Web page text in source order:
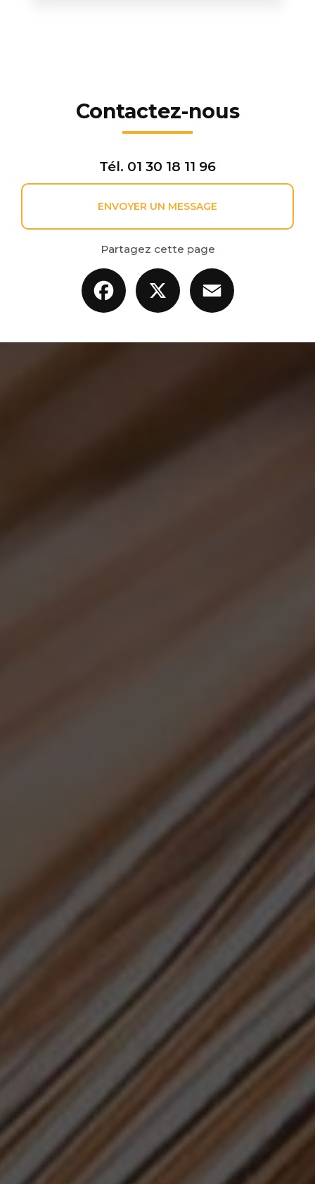
Contactez-nous
Tél. 01 30 18 11 96
ENVOYER UN MESSAGE
Partagez cette page
Facebook